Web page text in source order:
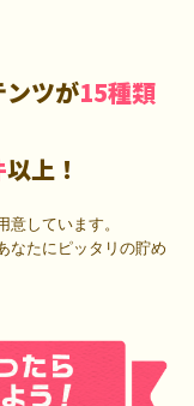
ツが15種類
以上！
しています。
なたにピッタリの貯め